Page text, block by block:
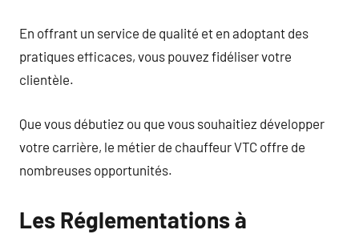
En offrant un service de qualité et en adoptant des
pratiques efficaces, vous pouvez fidéliser votre
clientèle.
Que vous débutiez ou que vous souhaitiez développer
votre carrière, le métier de chauffeur VTC offre de
nombreuses opportunités.
Les Réglementations à